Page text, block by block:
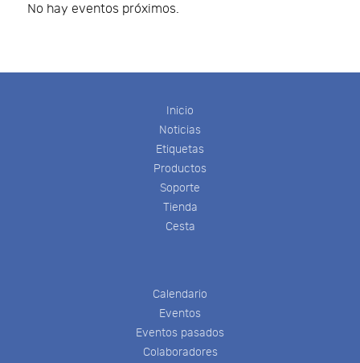
No hay eventos próximos.
Inicio
Noticias
Etiquetas
Productos
Soporte
Tienda
Cesta
Calendario
Eventos
Eventos pasados
Colaboradores